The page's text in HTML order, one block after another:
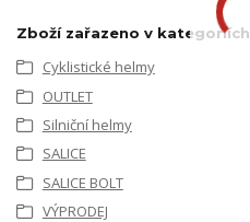
Zboží zařazeno v kategoriích
Cyklistické helmy
OUTLET
Silniční helmy
SALICE
SALICE BOLT
VÝPRODEJ